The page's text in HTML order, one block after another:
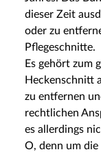
dieser Zeit
oder zu
Pflegeschnitte.
Es gehört zum
Heckenschnitt
zu entfernen
rechtlichen
es allerdings
O, denn um die